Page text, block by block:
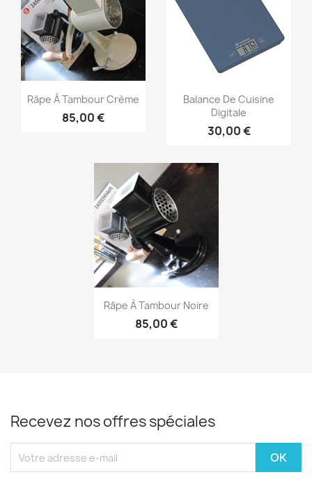
 Aperçu rapide
Râpe À Tambour Crème
85,00 €
Aperçu rapide
Balance De Cuisine
Digitale
30,00 €
Aperçu rapide
Râpe À Tambour Noire
85,00 €
Recevez nos offres spéciales